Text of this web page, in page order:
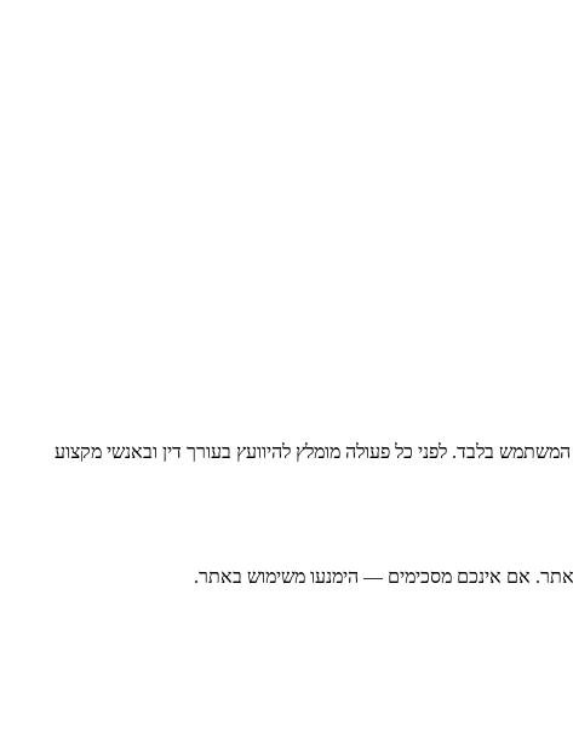
בלבד. לפני כל פעולה מומלץ להיוועץ בעורך דין ובאנשי מקצוע
אם אינכם מסכימים — הימנעו משימוש באתר.